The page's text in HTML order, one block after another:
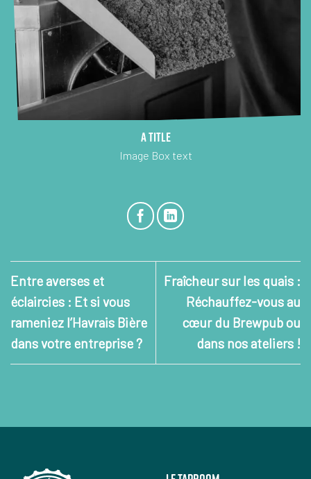
A title
Image Box text
Entre averses et
éclaircies : Et si vous
rameniez l’Havrais Bière
dans votre entreprise ?
Fraîcheur sur les quais :
Réchauffez-vous au
cœur du Brewpub ou
dans nos ateliers !